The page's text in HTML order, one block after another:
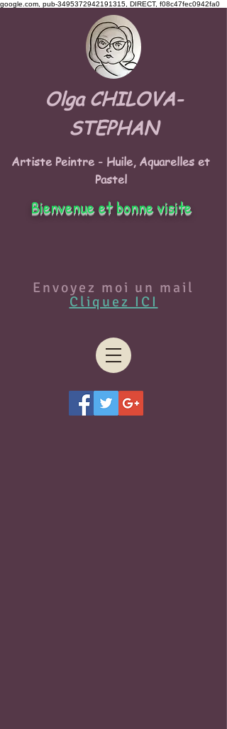
google.com, pub-3495372942191315, DIRECT, f08c47fec0942fa0
Olga CHILOVA-
STEPHAN
Artiste Peintre - Huile, Aquarelles et
Pastel
Envoyez moi un mail
Cliquez ICI
Bienvenue et bonne visite